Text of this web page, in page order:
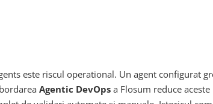
este riscul operational. Un agent configurat
Agentic DevOps a Flosum reduce